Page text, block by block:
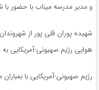
و مدیر مدرسه میناب با حضور با
شهیده پوران قلی پور از
هوایی رژیم صهیونی-آمریکایی
رژیم صهیونی-آمریکایی با